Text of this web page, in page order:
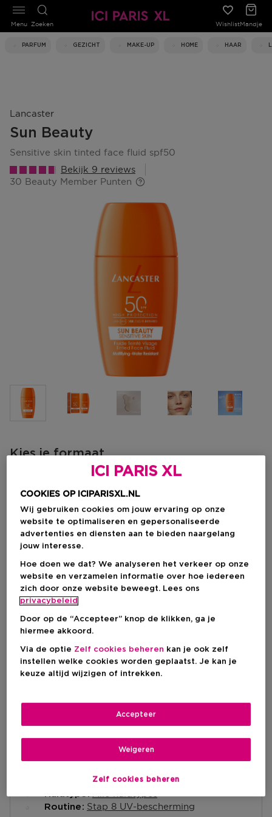
Zoeken WishlistMandje
PARFUM GEZICHT MAKE-UP HOME HAAR
Menu
Lancaster
Sun Beauty
sensitive skin tinted face fluid spf50
Bekijk 9 reviews
30 Beauty Member Punten
Kies je formaat
30 ML
Kortingsprijs
€ 30,00
Productprijs
€ 40,00
Kortingsprijs
€ 30,00
-25% Productprijs
€ 40,00
IN WINKELMANDJE
Levering aan huis
Op voorraad -
Korte beschrijving
Huidtype
Routine Stap 8 UV-bescherming
ICI PARIS XL
COOKIES OP ICIPARISXL.NL
Wij gebruiken cookies om jouw ervaring op onze
website te optimaliseren en gepersonaliseerde
advertenties en diensten aan te bieden naargelang
jouw interesse.
Hoe doen we dat? We analyseren het verkeer op onze
website en verzamelen informatie over hoe iedereen
zich door onze website beweegt. Lees ons
privacybeleid
Door op de “Accepteer” knop de klikken, ga je
hiermee akkoord.
Via de optie Zelf cookies beheren kan je ook zelf
instellen welke cookies worden geplaatst. Je kan je
keuze altijd wijzigen of intrekken.
Zelf cookies beheren
Weigeren
Accepteer